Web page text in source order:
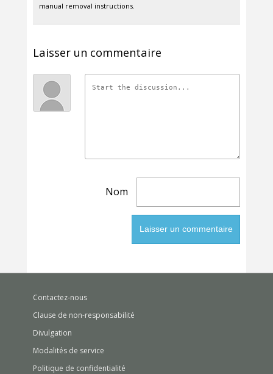
manual removal instructions.
Laisser un commentaire
Nom
Contactez-nous
Clause de non-responsabilité
Divulgation
Modalités de service
Politique de confidentialité